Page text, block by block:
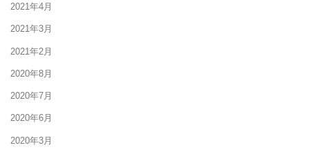
2021年4月
2021年3月
2021年2月
2020年8月
2020年7月
2020年6月
2020年3月